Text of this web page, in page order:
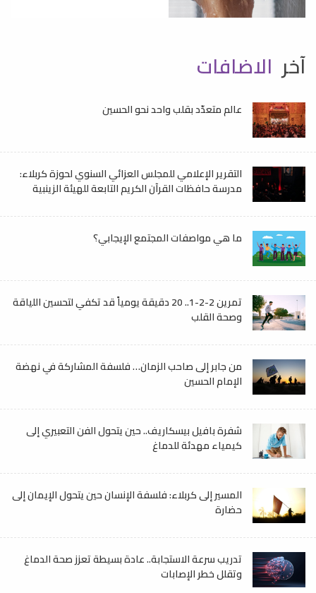
آخر الاضافات
عالم متعدّد بقلب واحد نحو الحسين
التقرير الإعلامي للمجلس العزائي السنوي لحوزة كربلاء:
مدرسة حافظات القرآن الكريم التابعة للهيئة الزينبية
ما هي مواصفات المجتمع الإيجابي؟
تمرين 2-2-1.. 20 دقيقة يومياً قد تكفي لتحسين اللياقة
وصحة القلب
من جابر إلى صاحب الزمان… فلسفة المشاركة في نهضة
الإمام الحسين
شفرة بافيل بيسكاريف.. حين يتحول الفن التعبيري إلى
كيمياء مهدئة للدماغ
المسير إلى كربلاء: فلسفة الإنسان حين يتحول الإيمان إلى
حضارة
تدريب سرعة الاستجابة.. عادة بسيطة تعزز صحة الدماغ
وتقلل خطر الإصابات